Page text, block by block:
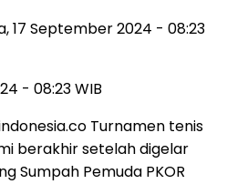
17 September 2024 - 08:23
- 08:23 WIB
Turnamen tenis
berakhir setelah digelar
Sumpah Pemuda PKOR